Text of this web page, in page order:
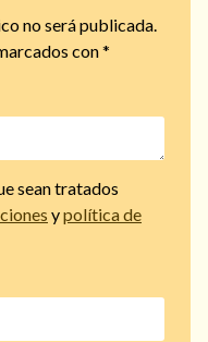
no será publicada.
con*
sean tratados
ypolítica de